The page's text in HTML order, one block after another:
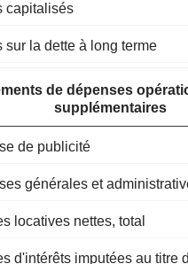
capitalisés
sur la dette à long terme
de dépenses
supplémentaires
de publicité
générales et
locatives nettes, total